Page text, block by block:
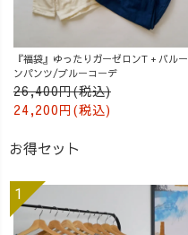
『福袋』ゆったりガーゼロンT + バルー
ンパンツ/ブルーコーデ
26,400円(税込)
24,200円(税込)
お得セット